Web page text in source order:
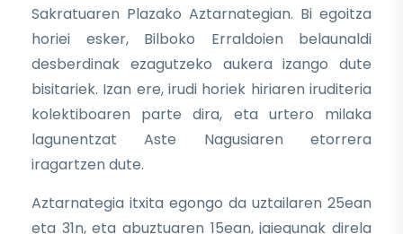
Sakratuaren Plazako Aztarnategian. Bi egoitza
horiei esker, Bilboko Erraldoien belaunaldi
desberdinak ezagutzeko aukera izango dute
bisitariek. Izan ere, irudi horiek hiriaren iruditeria
kolektiboaren parte dira, eta urtero milaka
lagunentzat Aste Nagusiaren etorrera
iragartzen dute.
Aztarnategia itxita egongo da uztailaren 25ean
eta 31n, eta abuztuaren 15ean, jaiegunak direla